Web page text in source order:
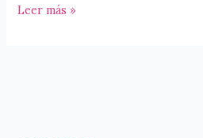
REGALS
Leer más »